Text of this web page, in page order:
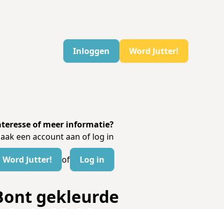
Inloggen
Word Jutter!
of meer informatie?
een account aan of log in
Word Jutter! of Log in
gekleurde